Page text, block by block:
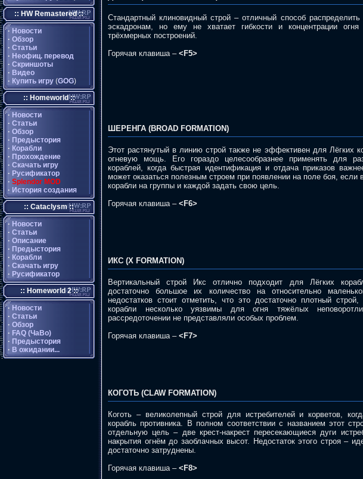
:: HW Remastered ::
· Новости
· Обзор
· Статьи
· Неофиц. перевод
· Скриншоты
· Видео
· Купить игру (GOG)
:: Homeworld ::
· Новости
· Статьи
· Обзор
· Предыстория
· Корабли
· Прохождение
· Скачать игру
· Русификатор
· Splendor MOD
· История создания
:: Cataclysm ::
· Новости
· Статьи
· Описание
· Предыстория
· Корабли
· Скачать игру
· Русификатор
:: Homeworld 2 ::
· Новости
· Статьи
· Обзор
· FAQ (ЧаВо)
· Предыстория
· В ожидании...
Стандартный клиновидный строй – отличный способ
эскадронам, но ему не хватает гибкости и концентрации
трёхмерных построений.
Горячая клавиша – <F5>
ШЕРЕНГА (BROAD FORMATION)
Этот растянутый в линию строй также не эффективен для Лёгких
огневую мощь. Его гораздо целесообразнее применять для
кораблей, когда быстрая идентификация и отдача приказов
может оказаться полезным строем при появлении на поле боя, если
корабли на группы и каждой задать свою цель.
Горячая клавиша – <F6>
ИКС (X FORMATION)
Вертикальный строй Икс отлично подходит для Лёгких
достаточно большое их количество на относительно
недостатков стоит отметить, что это достаточно плотный
корабли несколько уязвимы для огня тяжёлых
рассредоточении не представляли особых проблем.
Горячая клавиша – <F7>
КОГОТЬ (CLAW FORMATION)
Коготь – великолепный строй для истребителей и корветов,
корабль противника. В полном соответствии с названием этот
отдельную цель – две крест-накрест пересекающиеся дуги
накрытия огнём до заоблачных высот. Недостаток этого строя –
достаточно затруднены.
Горячая клавиша – <F8>